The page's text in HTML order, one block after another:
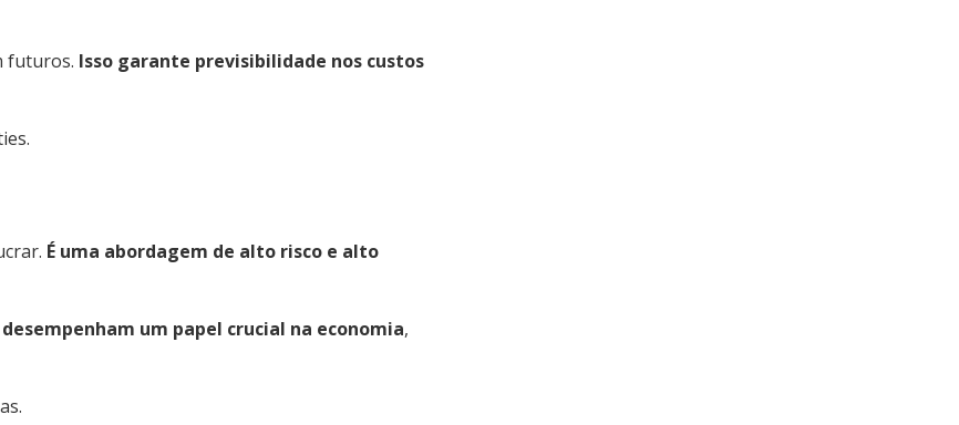
futuros. Isso garante previsibilidade nos custos
É uma abordagem de alto risco e alto
desempenham um papel crucial na economia,